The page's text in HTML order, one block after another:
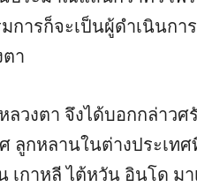
ารก็จะเป็นผู้ดำเนินก
า
วงตา จึงได้บอกกล่าว
ลูกหลานในต่างประเท
เกาหลี ไต้หวัน อินโด